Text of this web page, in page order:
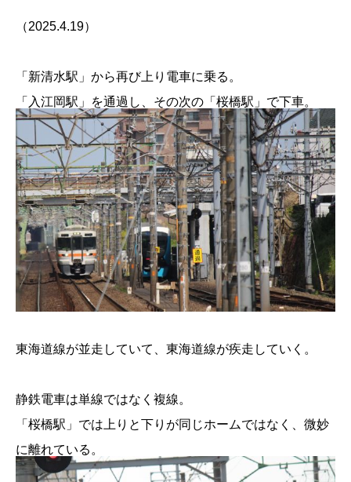
（2025.4.19）
「新清水駅」から再び上り電車に乗る。
「入江岡駅」を通過し、その次の「桜橋駅」で下車。
東海道線が並走していて、東海道線が疾走していく。
静鉄電車は単線ではなく複線。
「桜橋駅」では上りと下りが同じホームではなく、微妙
に離れている。